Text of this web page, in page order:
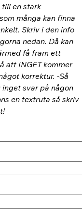
till en stark
många kan finna
Skriv i den info
nedan. Då kan
få fram ett
att INGET kommer
korrektur. -Så
svar på någon
en textruta så skriv